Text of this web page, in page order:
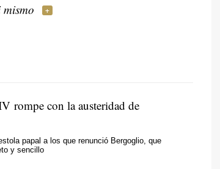
rompe con la austeridad de
papal a los que renunció Bergoglio, que
y sencillo